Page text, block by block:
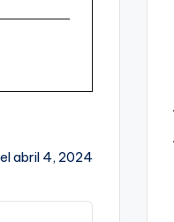
abril 4, 2024